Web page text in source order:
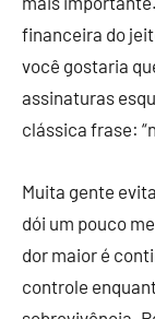
financeira do
você gostaria
assinaturas
clássica frase:
Muita gente
dói um pouco
dor maior é
controle